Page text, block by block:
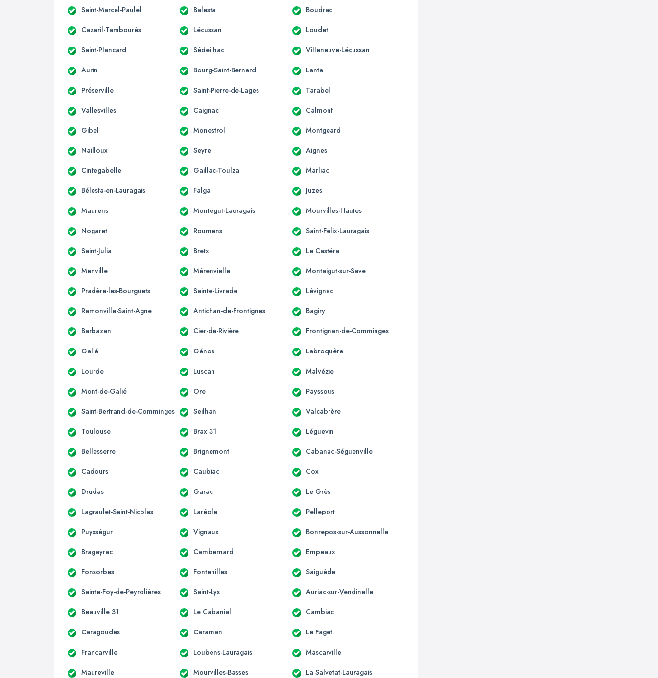
Saint-Marcel-Paulel Balesta Boudrac
Cazaril-Tambourès Lécussan Loudet
Saint-Plancard Sédeilhac Villeneuve-Lécussan
Aurin Bourg-Saint-Bernard Lanta
Préserville Saint-Pierre-de-Lages Tarabel
Vallesvilles Caignac Calmont
Gibel Monestrol Montgeard
Nailloux Seyre Aignes
Cintegabelle Gaillac-Toulza Marliac
Bélesta-en-Lauragais Falga Juzes
Maurens Montégut-Lauragais Mourvilles-Hautes
Nogaret Roumens Saint-Félix-Lauragais
Saint-Julia Bretx Le Castéra
Menville Mérenvielle Montaigut-sur-Save
Pradère-les-Bourguets Sainte-Livrade Lévignac
Ramonville-Saint-Agne Antichan-de-Frontignes Bagiry
Barbazan Cier-de-Rivière Frontignan-de-Comminges
Galié Génos Labroquère
Lourde Luscan Malvézie
Mont-de-Galié Ore Payssous
Saint-Bertrand-de-Comminges Seilhan Valcabrère
Toulouse Brax 31 Léguevin
Bellesserre Brignemont Cabanac-Séguenville
Cadours Caubiac Cox
Drudas Garac Le Grès
Lagraulet-Saint-Nicolas Laréole Pelleport
Puysségur Vignaux Bonrepos-sur-Aussonnelle
Bragayrac Cambernard Empeaux
Fonsorbes Fontenilles Saiguède
Sainte-Foy-de-Peyrolières Saint-Lys Auriac-sur-Vendinelle
Beauville 31 Le Cabanial Cambiac
Caragoudes Caraman Le Faget
Francarville Loubens-Lauragais Mascarville
Maureville Mourvilles-Basses La Salvetat-Lauragais